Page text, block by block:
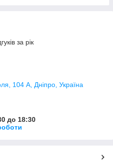
за рік
104 А, Дніпро, Україна
до 18:30